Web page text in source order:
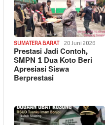
SUMATERA BARAT 20 Juni 2026
Prestasi Jadi Contoh,
SMPN 1 Dua Koto Beri
Apresiasi Siswa
Berprestasi